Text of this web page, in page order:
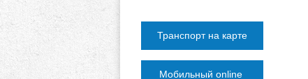
Транспорт на карте
Мобильный online